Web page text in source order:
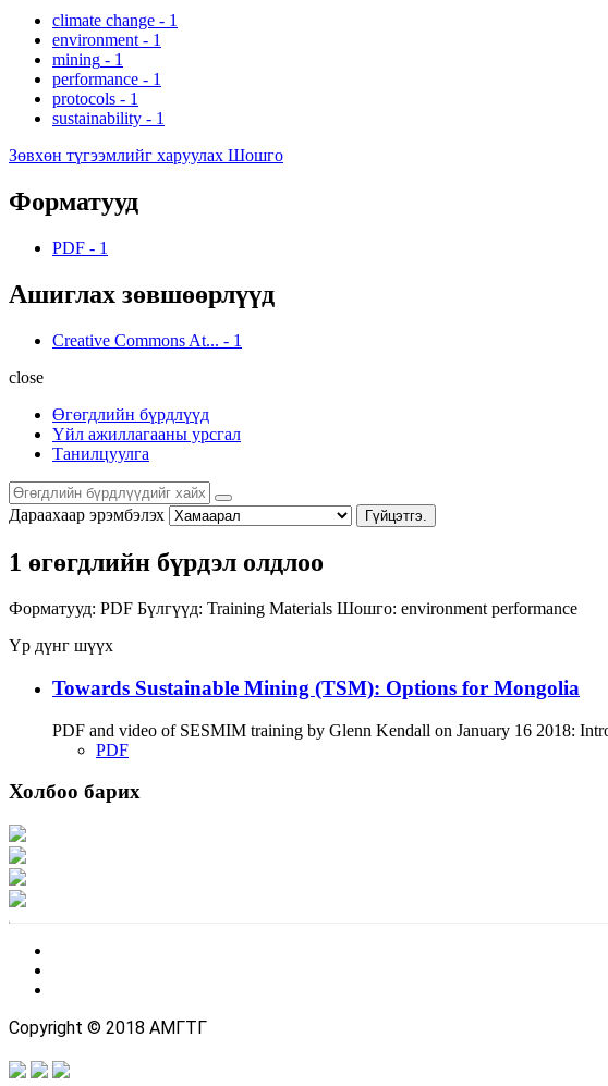
climate change - 1
environment - 1
mining - 1
performance - 1
protocols - 1
sustainability - 1
Зөвхөн түгээмлийг харуулах Шошго
Форматууд
PDF - 1
Ашиглах зөвшөөрлүүд
Creative Commons At... - 1
close
Өгөгдлийн бүрдлүүд
Үйл ажиллагааны урсгал
Танилцуулга
Дараахаар эрэмбэлэх Гүйцэтгэ.
1 өгөгдлийн бүрдэл олдлоо
Форматууд: PDF Бүлгүүд: Training Materials Шошго: environment performance
Үр дүнг шүүх
Towards Sustainable Mining (TSM): Options for Mongolia
PDF and video of SESMIM training by Glenn Kendall on January 16 2018:
PDF
Холбоо барих
Copyright © 2018 АМГТГ